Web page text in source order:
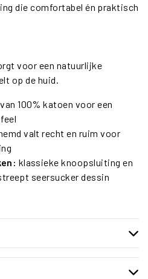
die comfortabel én praktisch
voor een natuurlijke
op de huid.
100% katoen voor een
valt recht en ruim voor
klassieke knoopsluiting en
seersucker dessin